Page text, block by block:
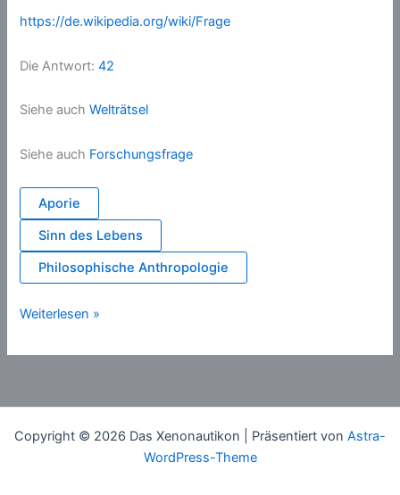
https://de.wikipedia.org/wiki/Frage
Die Antwort:42
Siehe auchWelträtsel
Siehe auch Forschungsfrage
Aporie
Sinn des Lebens
Philosophische Anthropologie
Frage
Weiterlesen »
Copyright © 2026 Das Xenonautikon | Präsentiert von Astra-
WordPress-Theme